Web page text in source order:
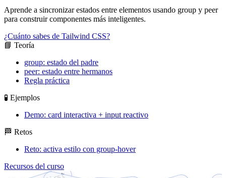
Aprende a sincronizar estados entre elementos usando group y peer
para construir componentes más inteligentes.
¿Cuánto sabes de Tailwind CSS?
📘 Teoría
group: estado del padre
peer: estado entre hermanos
Regla práctica
🧪 Ejemplos
Demo: card interactiva + input reactivo
🏁 Retos
Reto: activa estilo con group-hover
Recursos del curso